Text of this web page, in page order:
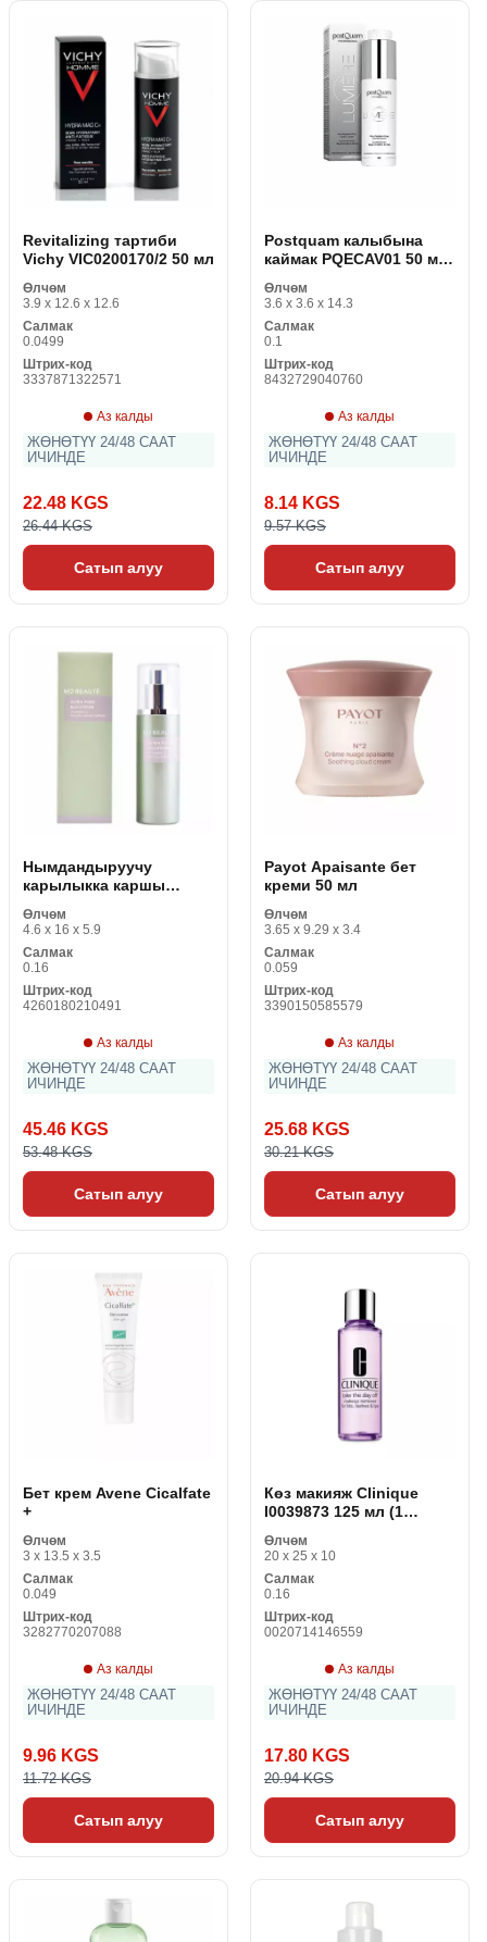
Revitalizing тартиби
Vichy VIC0200170/2 50 мл
Өлчөм
3.9 x 12.6 x 12.6
Салмак
0.0499
Штрих-код
3337871322571
Аз калды
ЖӨНӨТҮҮ 24/48 СААТ
ИЧИНДЕ
22.48 KGS
26.44 KGS
Сатып алуу
Postquam калыбына
каймак PQECAV01 50 мл
Өлчөм
3.6 x 3.6 x 14.3
Салмак
0.1
Штрих-код
8432729040760
Аз калды
ЖӨНӨТҮҮ 24/48 СААТ
ИЧИНДЕ
8.14 KGS
9.57 KGS
Сатып алуу
Нымдандыруучу
карылыкка каршы
Beauté Pure Solutions
Өлчөм
4.6 x 16 x 5.9
Салмак
0.16
Штрих-код
4260180210491
Аз калды
ЖӨНӨТҮҮ 24/48 СААТ
ИЧИНДЕ
45.46 KGS
53.48 KGS
Сатып алуу
Payot Apaisante бет
креми 50 мл
Өлчөм
3.65 x 9.29 x 3.4
Салмак
0.059
Штрих-код
3390150585579
Аз калды
ЖӨНӨТҮҮ 24/48 СААТ
ИЧИНДЕ
25.68 KGS
30.21 KGS
Сатып алуу
Бет крем Avene Cicalfate
+
Өлчөм
3 x 13.5 x 3.5
Салмак
0.049
Штрих-код
3282770207088
Аз калды
ЖӨНӨТҮҮ 24/48 СААТ
ИЧИНДЕ
9.96 KGS
11.72 KGS
Сатып алуу
Көз макияж Clinique
I0039873 125 мл (1
Өлчөм
20 x 25 x 10
Салмак
0.16
Штрих-код
0020714146559
Аз калды
ЖӨНӨТҮҮ 24/48 СААТ
ИЧИНДЕ
17.80 KGS
20.94 KGS
Сатып алуу